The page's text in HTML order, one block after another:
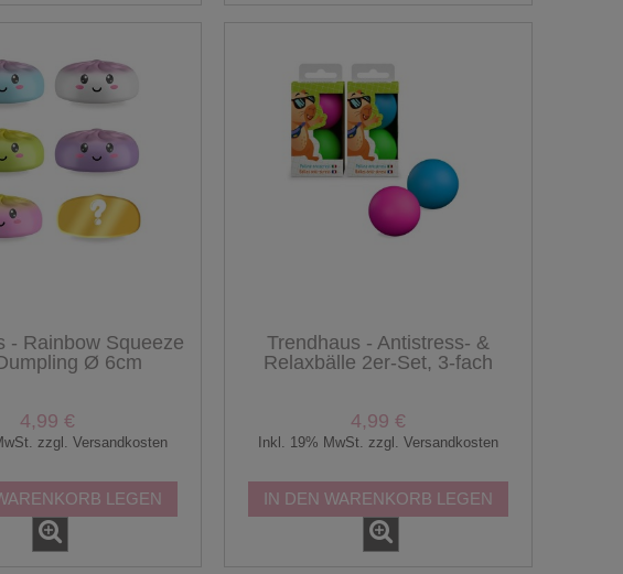
- Rainbow Squeeze
Ø 6cm
4,99 €
zzgl. Versandkosten
LEGEN
Trendhaus - Antistress- &
Relaxbälle 2er-Set, 3-fach
4,99 €
Inkl. 19% MwSt. zzgl. Versandkosten
IN DEN WARENKORB LEGEN